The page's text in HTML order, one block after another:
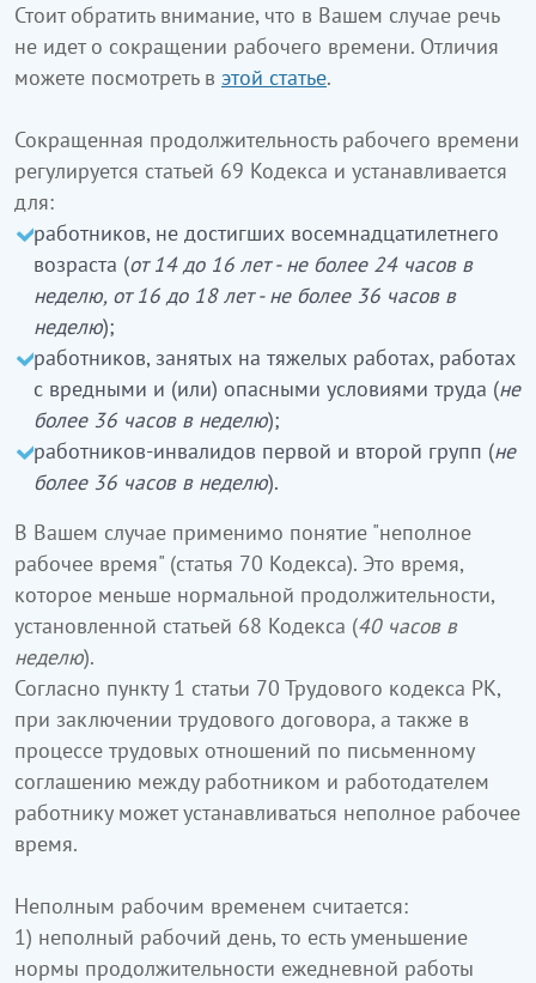
Стоит обратить внимание, что в Вашем случае речь
не идет о сокращении рабочего времени. Отличия
можете посмотреть в этой статье.
Сокращенная продолжительность рабочего времени
регулируется статьей 69 Кодекса и устанавливается
для:
работников, не достигших восемнадцатилетнего
возраста (от 14 до 16 лет - не более 24 часов в
неделю, от 16 до 18 лет - не более 36 часов в
неделю);
работников, занятых на тяжелых работах, работах
с вредными и (или) опасными условиями труда (не
более 36 часов в неделю);
работников-инвалидов первой и второй групп (не
более 36 часов в неделю).
В Вашем случае применимо понятие "неполное
рабочее время" (статья 70 Кодекса). Это время,
которое меньше нормальной продолжительности,
установленной статьей 68 Кодекса (40 часов в
неделю).
Согласно пункту 1 статьи 70 Трудового кодекса РК,
при заключении трудового договора, а также в
процессе трудовых отношений по письменному
соглашению между работником и работодателем
работнику может устанавливаться неполное рабочее
время.
Неполным рабочим временем считается:
1) неполный рабочий день, то есть уменьшение
нормы продолжительности ежедневной работы